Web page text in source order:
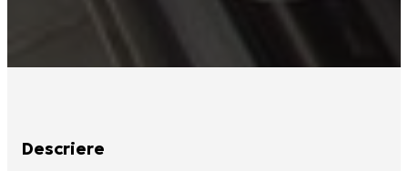
Descriere